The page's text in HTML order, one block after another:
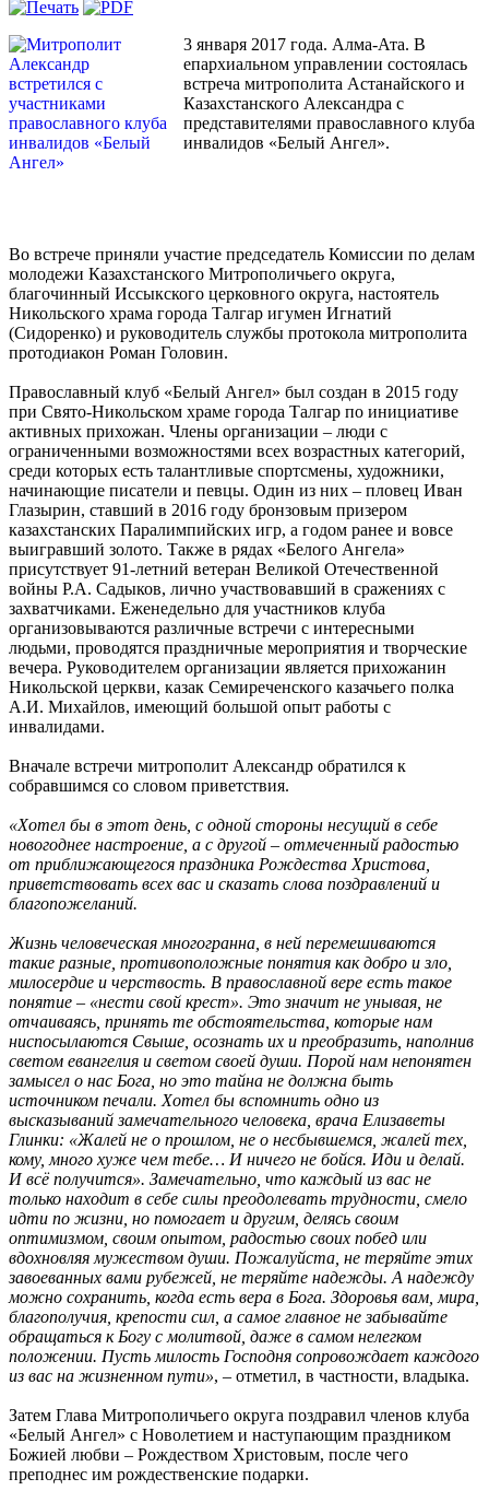
3 января 2017 года. Алма-Ата. В
епархиальном управлении состоялась
встреча митрополита Астанайского и
Казахстанского Александра с
представителями православного клуба
инвалидов «Белый Ангел».
Во встрече приняли участие председатель Комиссии по делам
молодежи Казахстанского Митрополичьего округа,
благочинный Иссыкского церковного округа, настоятель
Никольского храма города Талгар игумен Игнатий
(Сидоренко) и руководитель службы протокола митрополита
протодиакон Роман Головин.
Православный клуб «Белый Ангел» был создан в 2015 году
при Свято-Никольском храме города Талгар по инициативе
активных прихожан. Члены организации – люди с
ограниченными возможностями всех возрастных категорий,
среди которых есть талантливые спортсмены, художники,
начинающие писатели и певцы. Один из них – пловец Иван
Глазырин, ставший в 2016 году бронзовым призером
казахстанских Паралимпийских игр, а годом ранее и вовсе
выигравший золото. Также в рядах «Белого Ангела»
присутствует 91-летний ветеран Великой Отечественной
войны Р.А. Садыков, лично участвовавший в сражениях с
захватчиками. Еженедельно для участников клуба
организовываются различные встречи с интересными
людьми, проводятся праздничные мероприятия и творческие
вечера. Руководителем организации является прихожанин
Никольской церкви, казак Семиреченского казачьего полка
А.И. Михайлов, имеющий большой опыт работы с
инвалидами.
Вначале встречи митрополит Александр обратился к
собравшимся со словом приветствия.
«Хотел бы в этот день, с одной стороны несущий в себе
новогоднее настроение, а с другой – отмеченный радостью
от приближающегося праздника Рождества Христова,
приветствовать всех вас и сказать слова поздравлений и
благопожеланий.
Жизнь человеческая многогранна, в ней перемешиваются
такие разные, противоположные понятия как добро и зло,
милосердие и черствость. В православной вере есть такое
понятие – «нести свой крест». Это значит не унывая, не
отчаиваясь, принять те обстоятельства, которые нам
ниспосылаются Свыше, осознать их и преобразить, наполнив
светом евангелия и светом своей души. Порой нам непонятен
замысел о нас Бога, но это тайна не должна быть
источником печали. Хотел бы вспомнить одно из
высказываний замечательного человека, врача Елизаветы
Глинки: «Жалей не о прошлом, не о несбывшемся, жалей тех,
кому, много хуже чем тебе… И ничего не бойся. Иди и делай.
И всё получится». Замечательно, что каждый из вас не
только находит в себе силы преодолевать трудности, смело
идти по жизни, но помогает и другим, делясь своим
оптимизмом, своим опытом, радостью своих побед или
вдохновляя мужеством души. Пожалуйста, не теряйте этих
завоеванных вами рубежей, не теряйте надежды. А надежду
можно сохранить, когда есть вера в Бога. Здоровья вам, мира,
благополучия, крепости сил, а самое главное не забывайте
обращаться к Богу с молитвой, даже в самом нелегком
положении. Пусть милость Господня сопровождает каждого
из вас на жизненном пути», – отметил, в частности, владыка.
Затем Глава Митрополичьего округа поздравил членов клуба
«Белый Ангел» с Новолетием и наступающим праздником
Божией любви – Рождеством Христовым, после чего
преподнес им рождественские подарки.